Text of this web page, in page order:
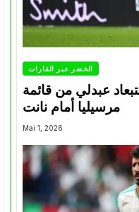
الخضر عبر القارات
عبدلي من قائمة
مرسيليا أمام نانت
Mai 1, 2026